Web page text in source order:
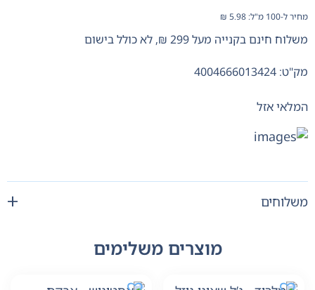
מחיר ל-100 מ"ל: ₪ 5.98
משלוח חינם בקנייה מעל 299 ₪, לא כולל בישום
מק"ט: 4004666013424
המלאי אזל
משלוחים
מוצרים משלימים